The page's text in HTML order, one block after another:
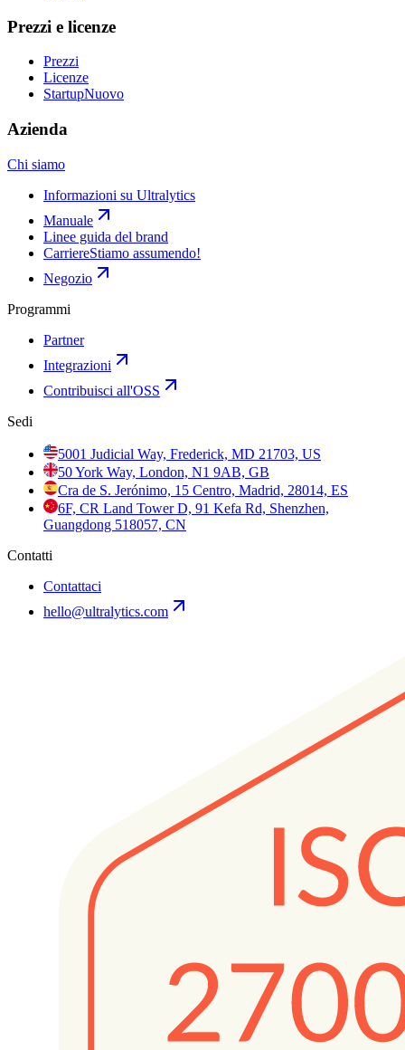
Prezzi e licenze
Prezzi
Licenze
StartupNuovo
Azienda
Chi siamo
Informazioni su Ultralytics
Manuale
Linee guida del brand
CarriereStiamo assumendo!
Negozio
Programmi
Partner
Integrazioni
Contribuisci all'OSS
Sedi
5001 Judicial Way, Frederick, MD 21703, US
50 York Way, London, N1 9AB, GB
Cra de S. Jerónimo, 15 Centro, Madrid, 28014, ES
6F, CR Land Tower D, 91 Kefa Rd, Shenzhen,
Guangdong 518057, CN
Contatti
Contattaci
hello@ultralytics.com